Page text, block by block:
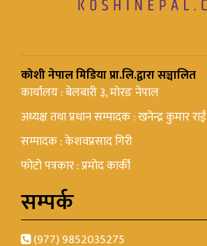
कोशी नेपाल मिडिया प्रा.लि.द्वारा सञ्चालित
कार्यालय : बेलबारी ३, मोरङ नेपाल
अध्यक्ष तथा प्रधान सम्पादक : खनेन्द्र कुमार राई
सम्पादक : केशवप्रसाद गिरी
फोटो पत्रकार : प्रमोद कार्की
सम्पर्क
(977) 9852035275